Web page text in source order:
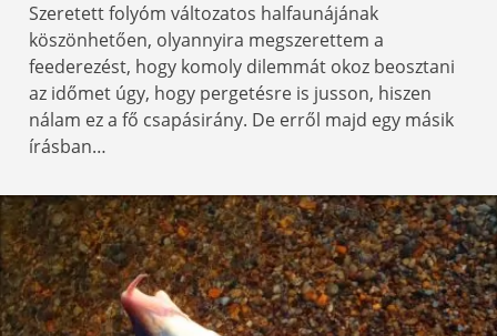
Szeretett folyóm változatos halfaunájának
köszönhetően, olyannyira megszerettem a
feederezést, hogy komoly dilemmát okoz beosztani
az időmet úgy, hogy pergetésre is jusson, hiszen
nálam ez a fő csapásirány. De erről majd egy másik
írásban…